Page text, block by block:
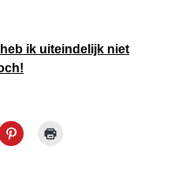
ik uiteindelijk niet